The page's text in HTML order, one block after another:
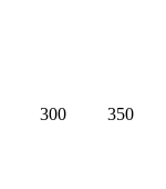
300 350